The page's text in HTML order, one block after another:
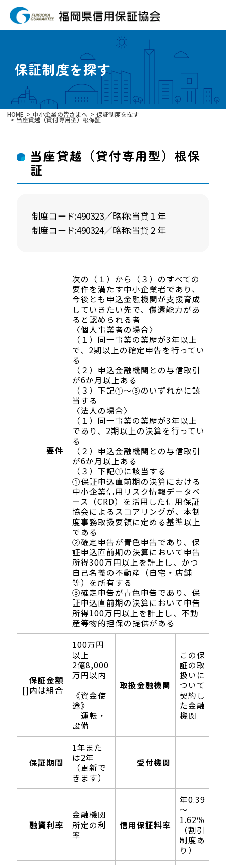
保証制度を探す
HOME 中小企業の皆さまへ 保証制度を探す
当座貸越（貸付専用型）根保証
当座貸越（貸付専用型）根保
証
制度コード:490323／略称:当貸１年
制度コード:490324／略称:当貸２年
要件
次の（１）から（３）のすべての
要件を満たす中小企業者であり、
今後とも申込金融機関が支援育成
していきたい先で、償還能力があ
ると認められる者
〈個人事業者の場合〉
（１）同一事業の業歴が3年以上
で、2期以上の確定申告を行ってい
る
（２）申込金融機関との与信取引
が6か月以上ある
（３）下記①〜③のいずれかに該
当する
〈法人の場合〉
（１）同一事業の業歴が3年以上
であり、2期以上の決算を行ってい
る
（２）申込金融機関との与信取引
が6か月以上ある
（３）下記①に該当する
①保証申込直前期の決算における
中小企業信用リスク情報データベ
ース（CRD）を活用した信用保証
協会によるスコアリングが、本制
度事務取扱要領に定める基準以上
である
②確定申告が青色申告であり、保
証申込直前期の決算において申告
所得300万円以上を計上し、かつ
自己名義の不動産（自宅・店舗
等）を所有する
③確定申告が青色申告であり、保
証申込直前期の決算において申告
所得100万円以上を計上し、不動
産等物的担保の提供がある
保証金額
[]内は組合
100万円
以上
2億8,000
万円以内
《資金使
途》
運転・
設備
取扱金融機関
この保
証の取
扱いに
ついて
契約し
た金融
機関
保証期間
1年また
は2年
（更新で
きます）
受付機関
融資利率
金融機関
所定の利
率
信用保証料率
年0.39
～
1.62％
（割引
制度あ
り）